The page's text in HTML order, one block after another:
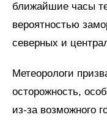
ближайшие часы
вероятностью
северных и
Метеорологи
осторожность,
из-за возможного